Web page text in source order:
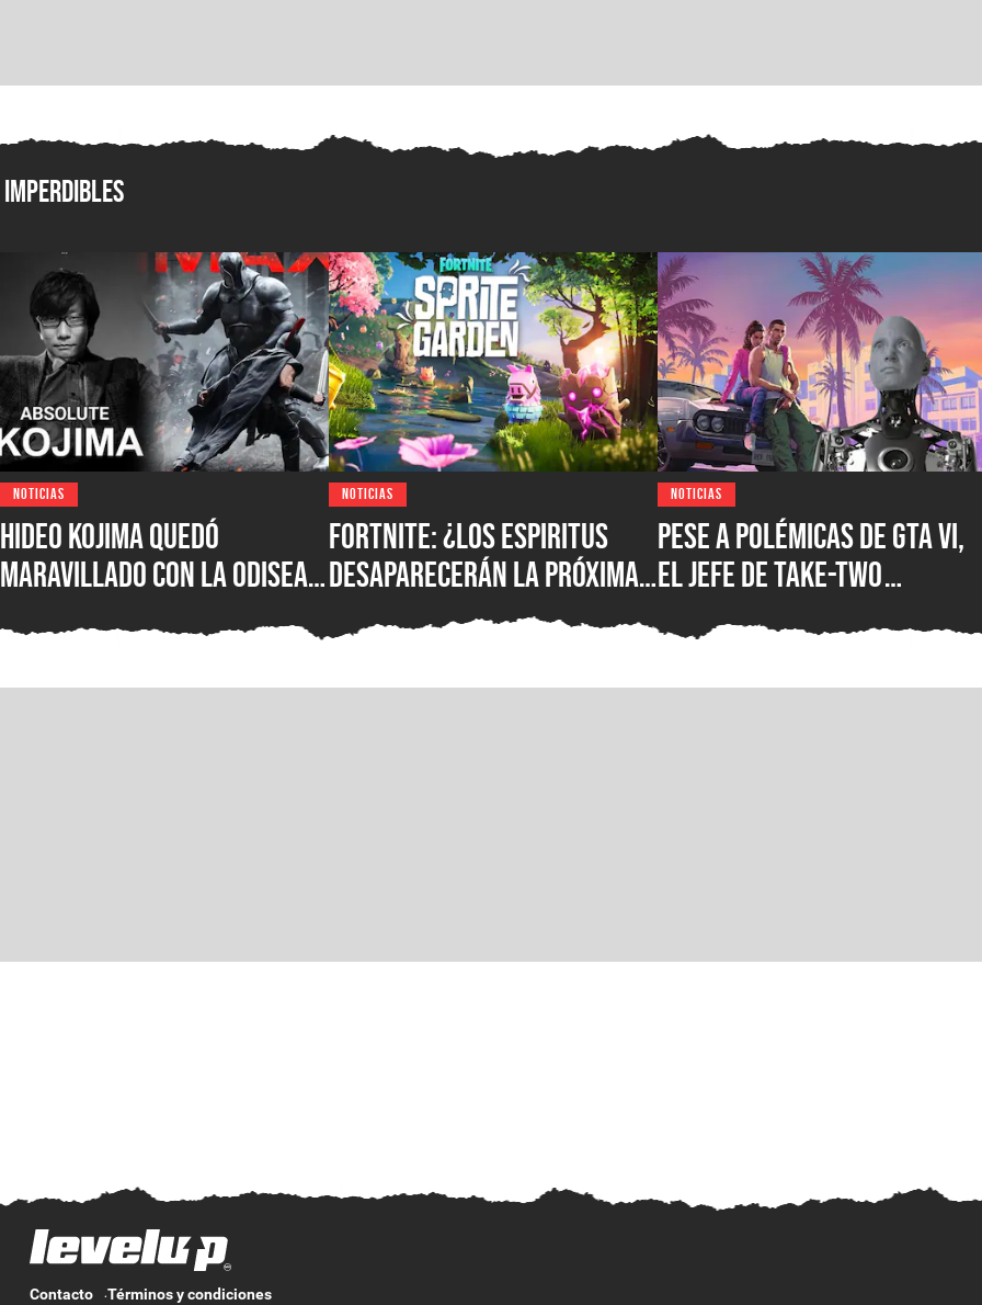
Imperdibles
NOTICIAS
Hideo Kojima quedó
maravillado con La Odisea
NOTICIAS
Fortnite: ¿los espiritus
desaparecerán la próxima
temporada? Epic Games
confirmó su futuro y hay
más novedades en camino
NOTICIAS
Pese a polémicas de GTA VI,
el jefe de Take-Two
IA como sustituto de la
creatividad humana
Contacto Términos y condiciones